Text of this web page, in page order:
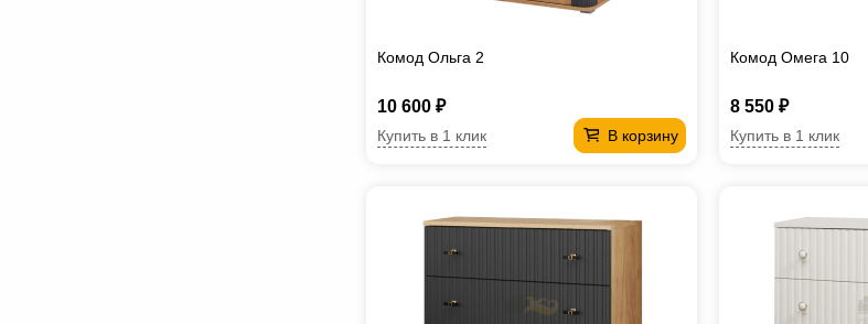
Комод Ольга 2
10 600 ₽
В корзину
Купить в 1 клик
Комод Омега 10
8 550 ₽
Купить в 1 клик